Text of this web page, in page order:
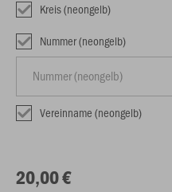
Kreis (neongelb)
Nummer (neongelb)
Vereinname (neongelb)
20,00 €